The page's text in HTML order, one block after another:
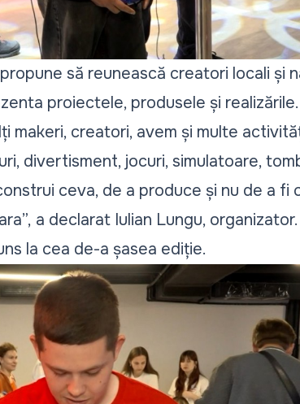
să reunească creatori locali și
proiectele, produsele și realizările.
makeri, creatori, avem și multe
divertisment, jocuri, simulatoare,
ceva, de a produce și nu de a fi
a declarat Iulian Lungu, organizator.
la cea de-a șasea ediție.